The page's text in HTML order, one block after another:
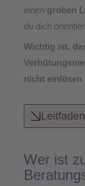
einen groben
du dich
Wichtig ist,
nicht einlösen
Wer ist